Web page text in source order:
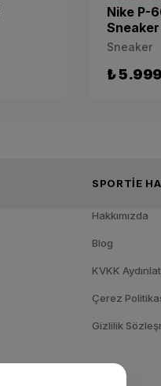
Nike P-
Sneaker
₺
Hakkımızda
Blog
KVKK
Çerez
Gizlilik